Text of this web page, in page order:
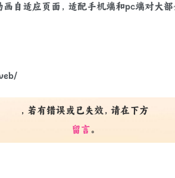
自适应页面，适配手机端和pc端对大
，若有错误或已失效，请在下方
留言。